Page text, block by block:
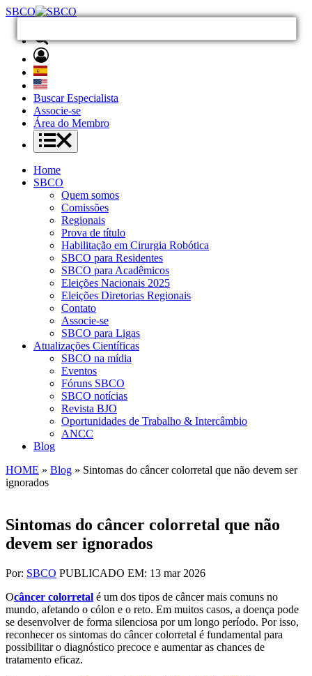
SBCO
Buscar Especialista
Associe-se
Área do Membro
Home
SBCO
Quem somos
Comissões
Regionais
Prova de título
Habilitação em Cirurgia Robótica
SBCO para Residentes
SBCO para Acadêmicos
Eleições Nacionais 2025
Eleições Diretorias Regionais
Contato
Associe-se
SBCO para Ligas
Atualizações Científicas
SBCO na mídia
Eventos
Fóruns SBCO
SBCO notícias
Revista BJO
Oportunidades de Trabalho & Intercâmbio
ANCC
Blog
HOME » Blog » Sintomas do câncer colorretal que não devem ser
ignorados
Sintomas do câncer colorretal que não
devem ser ignorados
Por: SBCO PUBLICADO EM: 13 mar 2026
Ocâncer colorretal é um dos tipos de câncer mais comuns no
mundo, afetando o cólon e o reto. Em muitos casos, a doença pode
se desenvolver de forma silenciosa por um longo período. Por isso,
reconhecer os sintomas do câncer colorretal é fundamental para
possibilitar o diagnóstico precoce e aumentar as chances de
tratamento eficaz.